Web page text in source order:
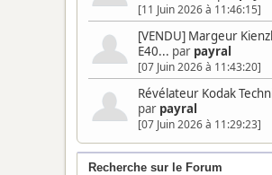
[11 Juin 2026 à 11:46:15]
[VENDU] Margeur
E40... par payral
[07 Juin 2026 à 11:43:20]
Révélateur Kodak
par payral
[07 Juin 2026 à 11:29:23]
Recherche sur le Forum